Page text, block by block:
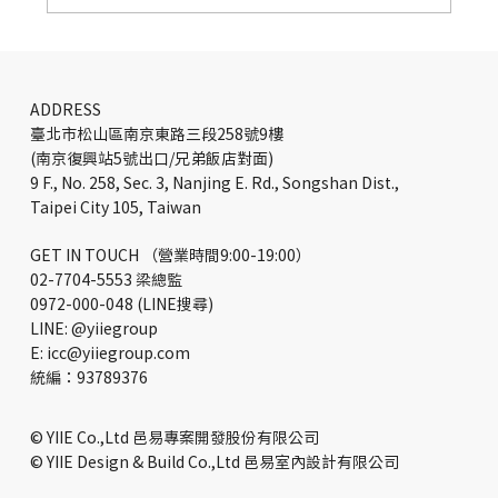
生的創意工作空間
ADDRESS
臺北市松山區南京東路三段258號9樓
(南京復興站5號出口/兄弟飯店對面)
9 F., No. 258, Sec. 3, Nanjing E. Rd., Songshan Dist.,
Taipei City 105, Taiwan
GET IN TOUCH （營業時間9:00-19:00）
02-7704-5553 梁總監
0972-000-048 (LINE搜尋)
LINE: @yiiegroup
E: icc@yiiegroup.com
​統編：93789376
© YIIE Co.,Ltd 邑易專案開發股份有限公司
© YIIE Design & Build Co.,Ltd 邑易室內設計有限公司